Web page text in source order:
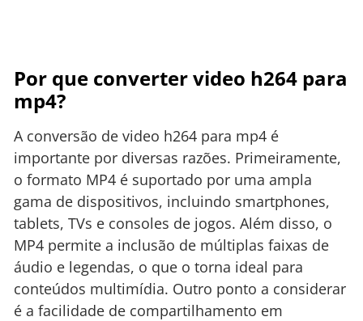
Por que converter video h264 para
mp4?
A conversão de video h264 para mp4 é
importante por diversas razões. Primeiramente,
o formato MP4 é suportado por uma ampla
gama de dispositivos, incluindo smartphones,
tablets, TVs e consoles de jogos. Além disso, o
MP4 permite a inclusão de múltiplas faixas de
áudio e legendas, o que o torna ideal para
conteúdos multimídia. Outro ponto a considerar
é a facilidade de compartilhamento em